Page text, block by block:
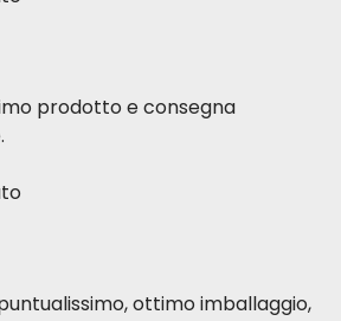
prodotto e consegna
ottimo imballaggio,